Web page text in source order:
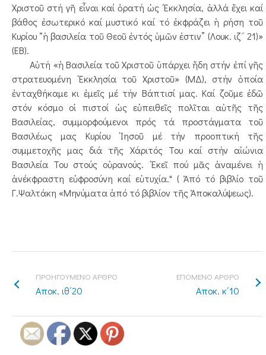
Χριστοῦ στή γῆ εἶναι καί ὁρατή ὡς ᾿Εκκλησία, ἀλλά ἔχει καί
βάθος ἐσωτερικό καί μυστικό καί τό ἐκφράζει ἡ ρήση τοῦ
Κυρίου “ἡ βασιλεία τοῦ Θεοῦ ἐντός ὑμῶν ἐστιν” (Λουκ. ιζ´ 21)»
(ΕΒ).
Αὐτή «ἡ Βασιλεία τοῦ Χριστοῦ ὑπάρχει ἤδη στήν ἐπί γῆς
στρατευομένη ᾿Εκκλησία τοῦ Χριστοῦ» (ΜΔ), στήν ὁποία
ἐνταχθήκαμε κι ἐμεῖς μέ τήν Βάπτισί μας. Καί ζοῦμε ἐδῶ
στόν κόσμο οἱ πιστοί ὡς εὐπειθεῖς πολῖται αὐτῆς τῆς
Βασιλείας, συμμορφούμενοι πρός τά προστάγματα τοῦ
Βασιλέως μας Κυρίου ᾿Ιησοῦ μέ τήν προοπτική τῆς
συμμετοχῆς μας διά τῆς Χάριτός Του καί στήν αἰώνια
Βασιλεία Του στούς οὐρανούς. ᾿Εκεῖ πού μᾶς ἀναμένει ἡ
ἀνέκφραστη εὐφροσύνη καί εὐτυχία." ( Ἀπό τό βιβλίο τοῦ
Γ.Ψαλτάκη «Μηνύματα ἀπό τό βιβλίον τῆς Ἀποκαλύψεως).
ΠΡΟΗΓΟΥΜΕΝΟ ΑΡΘΡΟ
Αποκ. ιθ΄20
ΕΠΟΜΕΝΟ ΑΡΘΡΟ
Αποκ. κ΄10